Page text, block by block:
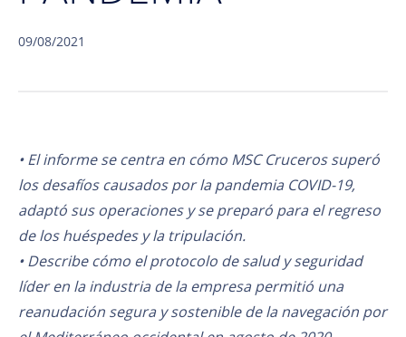
09/08/2021
• El informe se centra en cómo MSC Cruceros superó
los desafíos causados por la pandemia COVID-19,
adaptó sus operaciones y se preparó para el regreso
de los huéspedes y la tripulación.
• Describe cómo el protocolo de salud y seguridad
líder en la industria de la empresa permitió una
reanudación segura y sostenible de la navegación por